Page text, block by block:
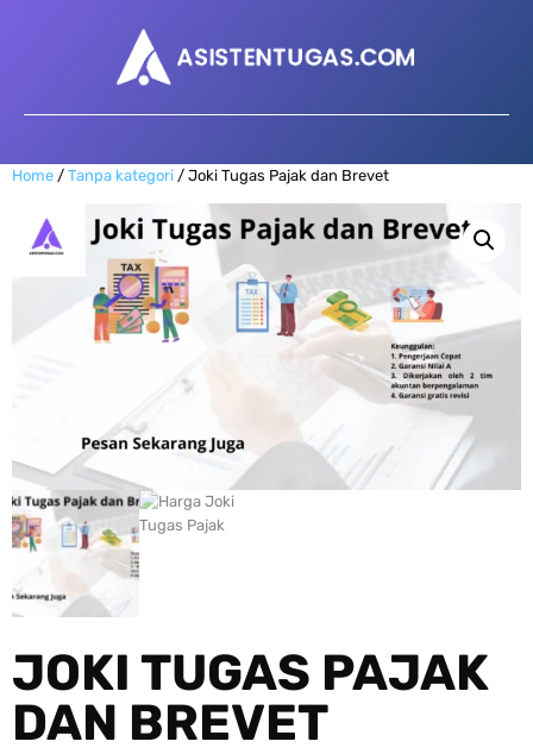
Home / Tanpa kategori / Joki Tugas Pajak dan Brevet
JOKI TUGAS PAJAK
DAN BREVET